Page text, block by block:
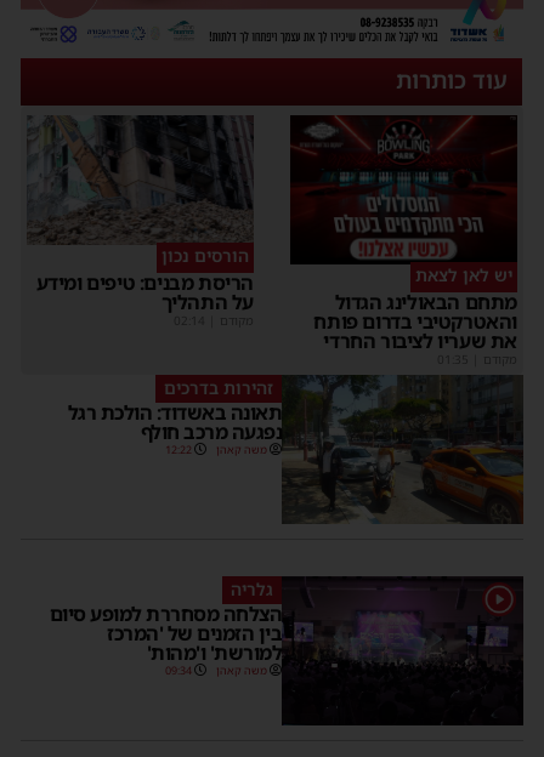
עוד כותרות
יש לאן לצאת
מתחם הבאולינג הגדול
והאטרקטיבי בדרום פותח
את שעריו לציבור החרדי
מקודם
הורסים נכון
הריסת מבנים: טיפים ומידע
על התהליך
מקודם
זהירות בדרכים
תאונה באשדוד: הולכת רגל
נפגעה מרכב חולף
משה קאהן 12:22
1 גלריה
הצלחה מסחררת למופע סיום
בין הזמנים של 'המרכז
למורשת' ו'מהות'
משה קאהן 09:34